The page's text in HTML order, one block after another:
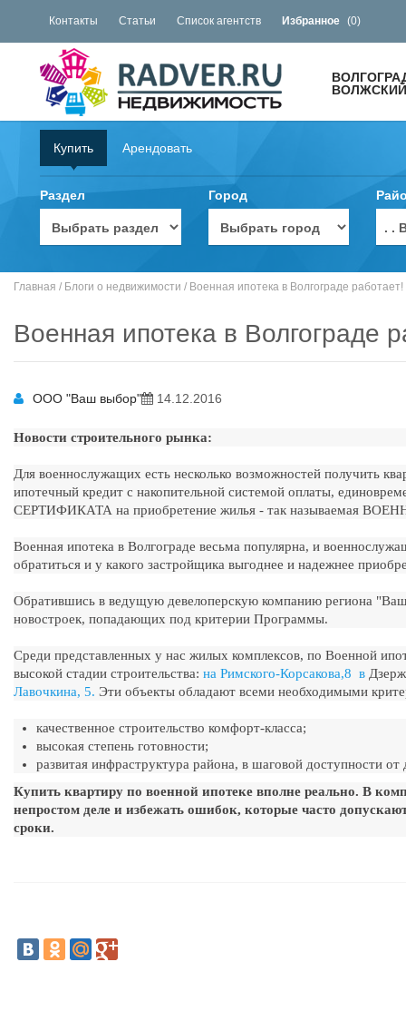
Контакты Статьи Список агентств Избранное (0)
ВОЛЖСКИЙ
Купить Арендовать
Раздел Город
. .
Главная / Блоги о недвижимости / Военная ипотека в Волгограде работает!
Военная ипотека в Волгограде
ООО "Ваш выбор" 14.12.2016
Новости строительного рынка:
Для военнослужащих есть несколько возможностей получить
ипотечный кредит с накопительной системой оплаты,
СЕРТИФИКАТА на приобретение жилья - так называемая
Военная ипотека в Волгограде весьма популярна, и
обратиться и у какого застройщика выгоднее и надежнее
Обратившись в ведущую девелоперскую компанию региона
новостроек, попадающих под критерии Программы.
Среди представленных у нас жилых комплексов, по Военной
высокой стадии строительства: на Римского-Корсакова,8 в
Лавочкина, 5. Эти объекты обладают всеми необходимыми
качественное строительство комфорт-класса;
высокая степень готовности;
развитая инфраструктура района, в шаговой доступности
Купить квартиру по военной ипотеке вполне реально. В
непростом деле и избежать ошибок, которые часто
сроки.